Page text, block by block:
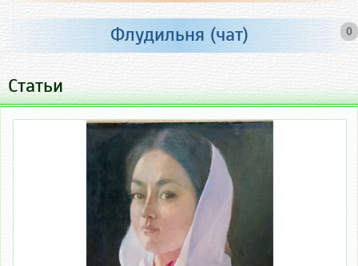
0
Флудильня (чат)
Статьи